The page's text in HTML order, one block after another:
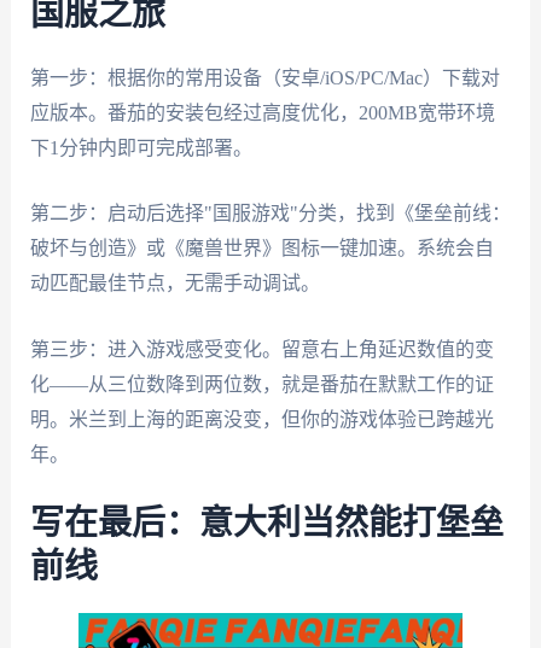
国服之旅
第一步：根据你的常用设备（安卓/iOS/PC/Mac）下载对
应版本。番茄的安装包经过高度优化，200MB宽带环境
下1分钟内即可完成部署。
第二步：启动后选择"国服游戏"分类，找到《堡垒前线：
破坏与创造》或《魔兽世界》图标一键加速。系统会自
动匹配最佳节点，无需手动调试。
第三步：进入游戏感受变化。留意右上角延迟数值的变
化——从三位数降到两位数，就是番茄在默默工作的证
明。米兰到上海的距离没变，但你的游戏体验已跨越光
年。
写在最后：意大利当然能打堡垒
前线